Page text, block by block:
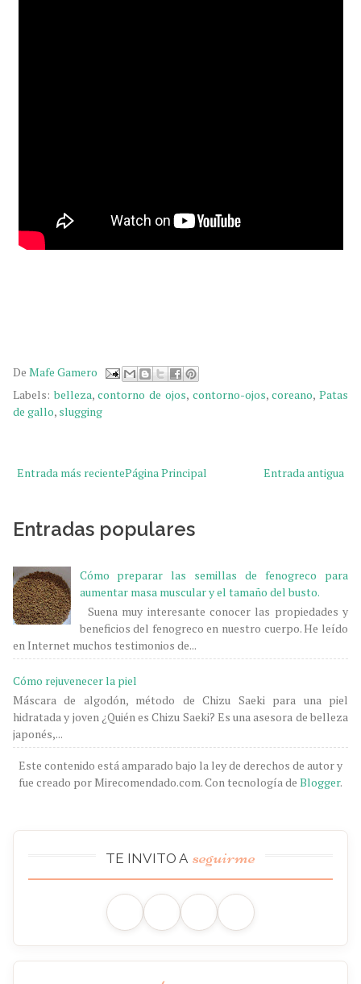
De Mafe Gamero
Labels:belleza,contorno de ojos, contorno-ojos,coreano,Patas
de gallo, slugging
Entrada más reciente Entrada antigua
Página Principal
Entradas populares
Cómo preparar las semillas de fenogreco para
aumentar masa muscular y el tamaño del busto.
Suena muy interesante conocer las propiedades y
beneficios del fenogreco en nuestro cuerpo. He leído
en Internet muchos testimonios de...
Cómo rejuvenecer la piel
Máscara de algodón, método de Chizu Saeki para una piel
hidratada y joven ¿Quién es Chizu Saeki? Es una asesora de belleza
japonés,...
Este contenido está amparado bajo la ley de derechos de autor y
fue creado por Mirecomendado.com. Con tecnología de Blogger.
TE INVITO A seguirme